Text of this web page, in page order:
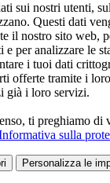
sui nostri utenti,
Questi dati
il nostro sito web,
e per analizzare le
i tuoi dati
offerte tramite i
già i loro servizi.
ti preghiamo di
sulla
Personalizza le